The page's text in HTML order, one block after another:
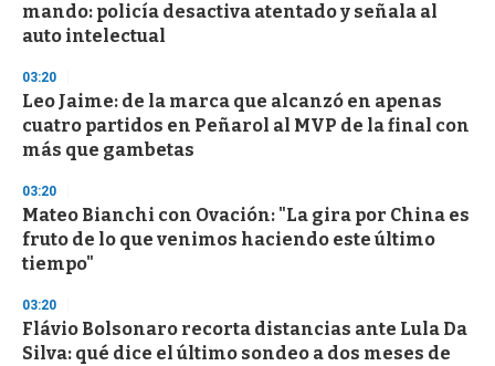
mando: policía desactiva atentado y señala al
auto intelectual
03:20
Leo Jaime: de la marca que alcanzó en apenas
cuatro partidos en Peñarol al MVP de la final con
más que gambetas
03:20
Mateo Bianchi con Ovación: "La gira por China es
fruto de lo que venimos haciendo este último
tiempo"
03:20
Flávio Bolsonaro recorta distancias ante Lula Da
Silva: qué dice el último sondeo a dos meses de